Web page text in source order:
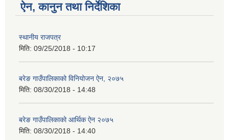
ऐन, कानुन तथा निर्देशिका
स्थानीय राजपत्र
मिति: 09/25/2018 - 10:17
बरेङ गाउँपालिकाको विनियोजन ऐन, २०७५
मिति: 08/30/2018 - 14:48
बरेङ गाउँपालिकाको आर्थिक ऐन २०७५
मिति: 08/30/2018 - 14:40